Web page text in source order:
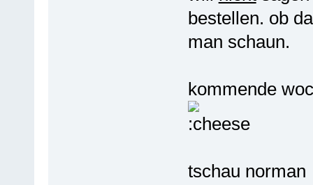
bestellen. ob
man schaun.
kommende
tschau norman